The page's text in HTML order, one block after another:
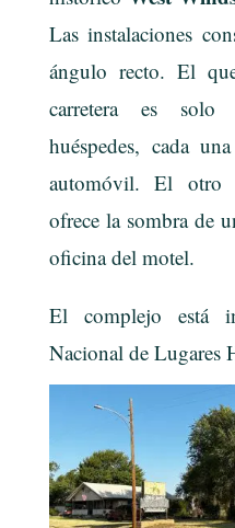
Las instalaciones
ángulo recto. El
carretera es solo
huéspedes, cada
automóvil. El otro
ofrece la sombra de
oficina del motel.
El complejo está
Nacional de Lugares